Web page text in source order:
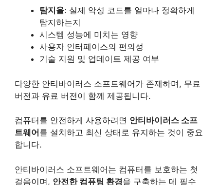
탐지율: 실제 악성 코드를 얼마나 정확하게
탐지하는지
시스템 성능에 미치는 영향
사용자 인터페이스의 편의성
기술 지원 및 업데이트 제공 여부
다양한 안티바이러스 소프트웨어가 존재하며, 무료
버전과 유료 버전이 함께 제공됩니다.
컴퓨터를 안전하게 사용하려면 안티바이러스 소프
트웨어 를 설치하고 최신 상태로 유지하는 것이 중요
합니다.
안티바이러스 소프트웨어는 컴퓨터를 보호하는 첫
걸음이며, 안전한 컴퓨팅 환경을 구축하는 데 필수